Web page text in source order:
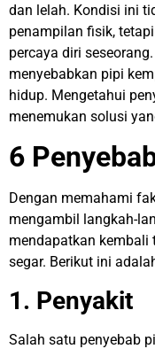
dan lelah. Kondisi ini
penampilan fisik,
percaya diri
menyebabkan pipi
hidup. Mengetahui
menemukan solusi
6
Dengan memahami
mengambil langkah-
mendapatkan kembali
segar. Berikut ini
1. Penyakit
Salah satu penyebab